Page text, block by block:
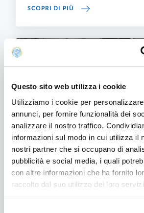
Questo sito web utilizza i cookie
Utilizziamo i cookie per
annunci, per fornire funzionalità dei
analizzare il nostro traffico.
informazioni sul modo in cui utilizza il
nostri partner che si occupano di
pubblicità e social media, i quali
con altre informazioni che ha fornito
raccolto dal suo utilizzo dei loro
SCOPRI DI PIÙ DIPARTIMENTO DI
Dipartimento di Scienze
Vita e della Sostenibilità